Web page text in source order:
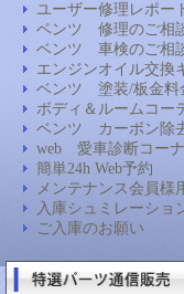
ユーザー修理レポー
ベンツ 修理のご相
ベンツ 車検のご相
エンジンオイル交換
ベンツ 塗装/板金料
ボディ＆ルームコー
ベンツ カーボン除
web 愛車診断コー
簡単24h Web予約
メンテナンス会員様
入庫シュミレーショ
ご入庫のお願い